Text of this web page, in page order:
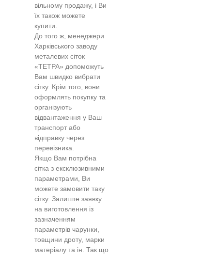
вільному продажу, і Ви
їх також можете
купити.
До того ж, менеджери
Харківського заводу
металевих сіток
«ТЕТРА» допоможуть
Вам швидко вибрати
сітку. Крім того, вони
оформлять покупку та
організують
відвантаження у Ваш
транспорт або
відправку через
перевізника.
Якщо Вам потрібна
сітка з ексклюзивними
параметрами, Ви
можете замовити таку
сітку. Залиште заявку
на виготовлення із
зазначенням
параметрів чарунки,
товщини дроту, марки
матеріалу та ін. Так що